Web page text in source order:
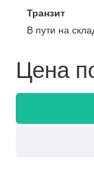
Транзит
В пути на
Цена